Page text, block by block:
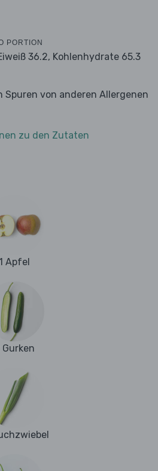
PORTION
36.2, Kohlenhydrate 65.3
Spuren von anderen Allergenen
zu den Zutaten
Apfel
Gurken